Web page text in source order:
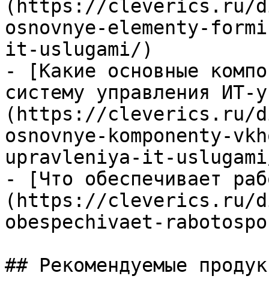
(https://cleverics.ru/
osnovnye-elementy-
it-uslugami/)
- [Какие основные
систему управления ИТ-
(https://cleverics.ru/
osnovnye-komponenty-
upravleniya-it-
- [Что обеспечивает
(https://cleverics.ru/
obespechivaet-
## Рекомендуемые